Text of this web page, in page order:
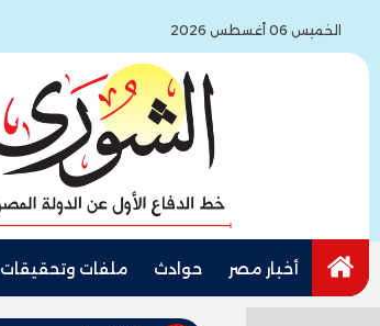
الخميس 06 أغسطس 2026
أخبار مصر حوادث ملفات وتحقيقات